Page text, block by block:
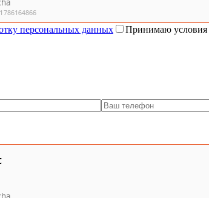
персональных данных Принимаю условия